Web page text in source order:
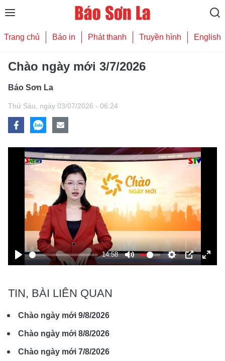
Trang chủ Báo in Phát thanh Truyền hình English
Chào ngày mới 3/7/2026
Báo Sơn La
Thứ Sáu, ngày 03/07/2026 - 06:24
Play
14:58
Mute Settings
PIP Enter
Play
TIN, BÀI LIÊN QUAN
Chào ngày mới 9/8/2026
Chào ngày mới 8/8/2026
Chào ngày mới 7/8/2026